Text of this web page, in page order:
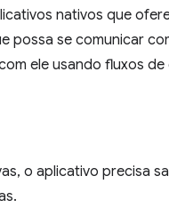
nativos que
possa se comunicar
ele usando fluxos
o aplicativo precisa